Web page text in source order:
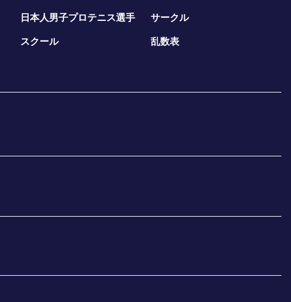
日本人男子プロテニス選手 サークル
スクール 乱数表